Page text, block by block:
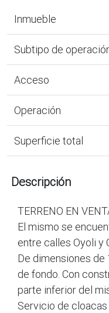
Inmueble
Subtipo de
Acceso
Operación
Superficie total
Descripción
TERRENO EN
El mismo se
entre calles Oyoli y
De dimensiones
de fondo. Con
parte inferior del
Servicio de